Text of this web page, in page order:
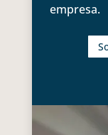
empresa.